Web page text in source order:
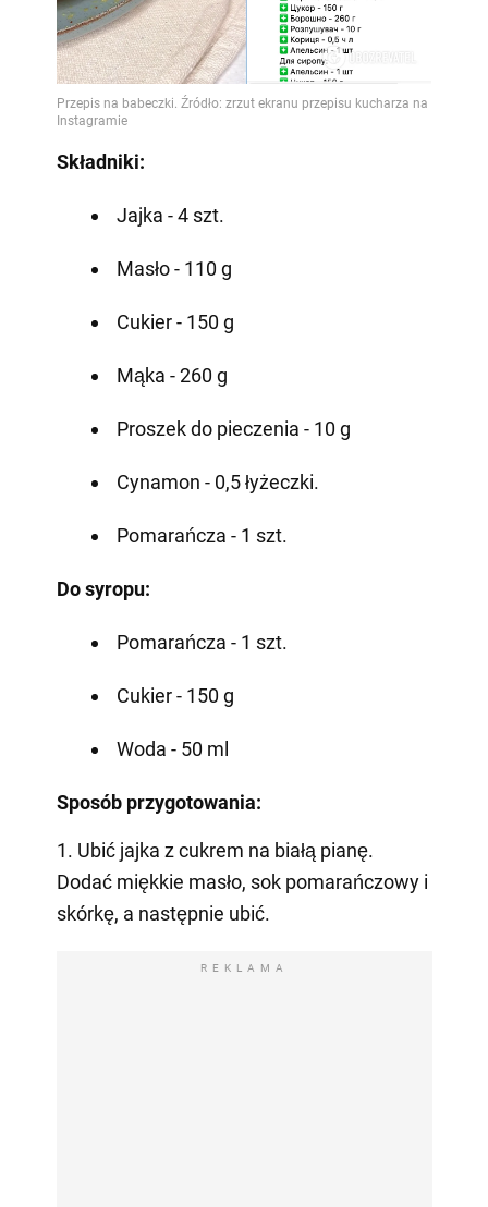
Składniki:
Jajka - 4 szt.
Masło - 110 g
Cukier - 150 g
Mąka - 260 g
Proszek do pieczenia - 10 g
Cynamon - 0,5 łyżeczki.
Pomarańcza - 1 szt.
Do syropu:
Pomarańcza - 1 szt.
Cukier - 150 g
Woda - 50 ml
Sposób przygotowania:
1. Ubić jajka z cukrem na białą pianę.
Dodać miękkie masło, sok pomarańczowy i
skórkę, a następnie ubić.
REKLAMA